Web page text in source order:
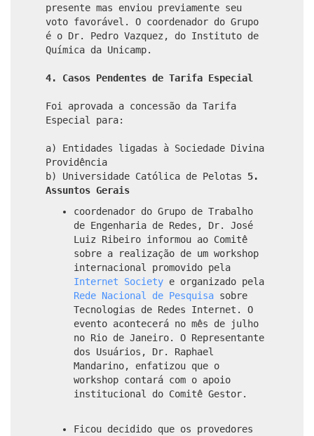
presente mas enviou previamente seu
voto favorável. O coordenador do Grupo
é o Dr. Pedro Vazquez, do Instituto de
Química da Unicamp.
4. Casos Pendentes de Tarifa Especial
Foi aprovada a concessão da Tarifa
Especial para:
a) Entidades ligadas à Sociedade Divina
Providência
b) Universidade Católica de Pelotas 5.
Assuntos Gerais
coordenador do Grupo de Trabalho
de Engenharia de Redes, Dr. José
Luiz Ribeiro informou ao Comitê
sobre a realização de um workshop
internacional promovido pela
Internet Society e organizado pela
Rede Nacional de Pesquisa sobre
Tecnologias de Redes Internet. O
evento acontecerá no mês de julho
no Rio de Janeiro. O Representante
dos Usuários, Dr. Raphael
Mandarino, enfatizou que o
workshop contará com o apoio
institucional do Comitê Gestor.
Ficou decidido que os provedores